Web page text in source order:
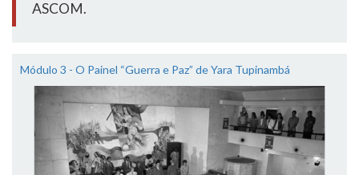
ASCOM.
Módulo 3 - O Painel “Guerra e Paz” de Yara Tupinambá